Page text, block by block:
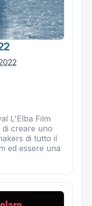
L'Elba Film
di creare uno
di tutto il
ed essere una